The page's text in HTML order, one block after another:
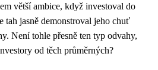
větší ambice, když investoval do
tah jasně demonstroval jeho chuť
Není tohle přesně ten typ odvahy,
od těch průměrných?